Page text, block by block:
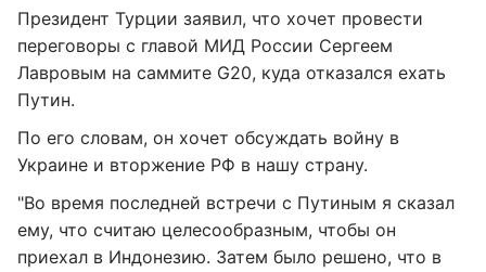
Президент Турции заявил, что хочет провести
переговоры с главой МИД России Сергеем
Лавровым на саммите G20, куда отказался ехать
Путин.
По его словам, он хочет обсуждать войну в
Украине и вторжение РФ в нашу страну.
"Во время последней встречи с Путиным я сказал
ему, что считаю целесообразным, чтобы он
приехал в Индонезию. Затем было решено, что в